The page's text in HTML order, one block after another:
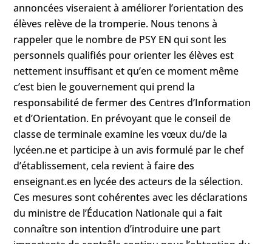
annoncées viseraient à améliorer l’orientation des
élèves relève de la tromperie. Nous tenons à
rappeler que le nombre de PSY EN qui sont les
personnels qualifiés pour orienter les élèves est
nettement insuffisant et qu’en ce moment même
c’est bien le gouvernement qui prend la
responsabilité de fermer des Centres d’Information
et d’Orientation. En prévoyant que le conseil de
classe de terminale examine les vœux du/de la
lycéen.ne et participe à un avis formulé par le chef
d’établissement, cela revient à faire des
enseignant.es en lycée des acteurs de la sélection.
Ces mesures sont cohérentes avec les déclarations
du ministre de l’Éducation Nationale qui a fait
connaître son intention d’introduire une part